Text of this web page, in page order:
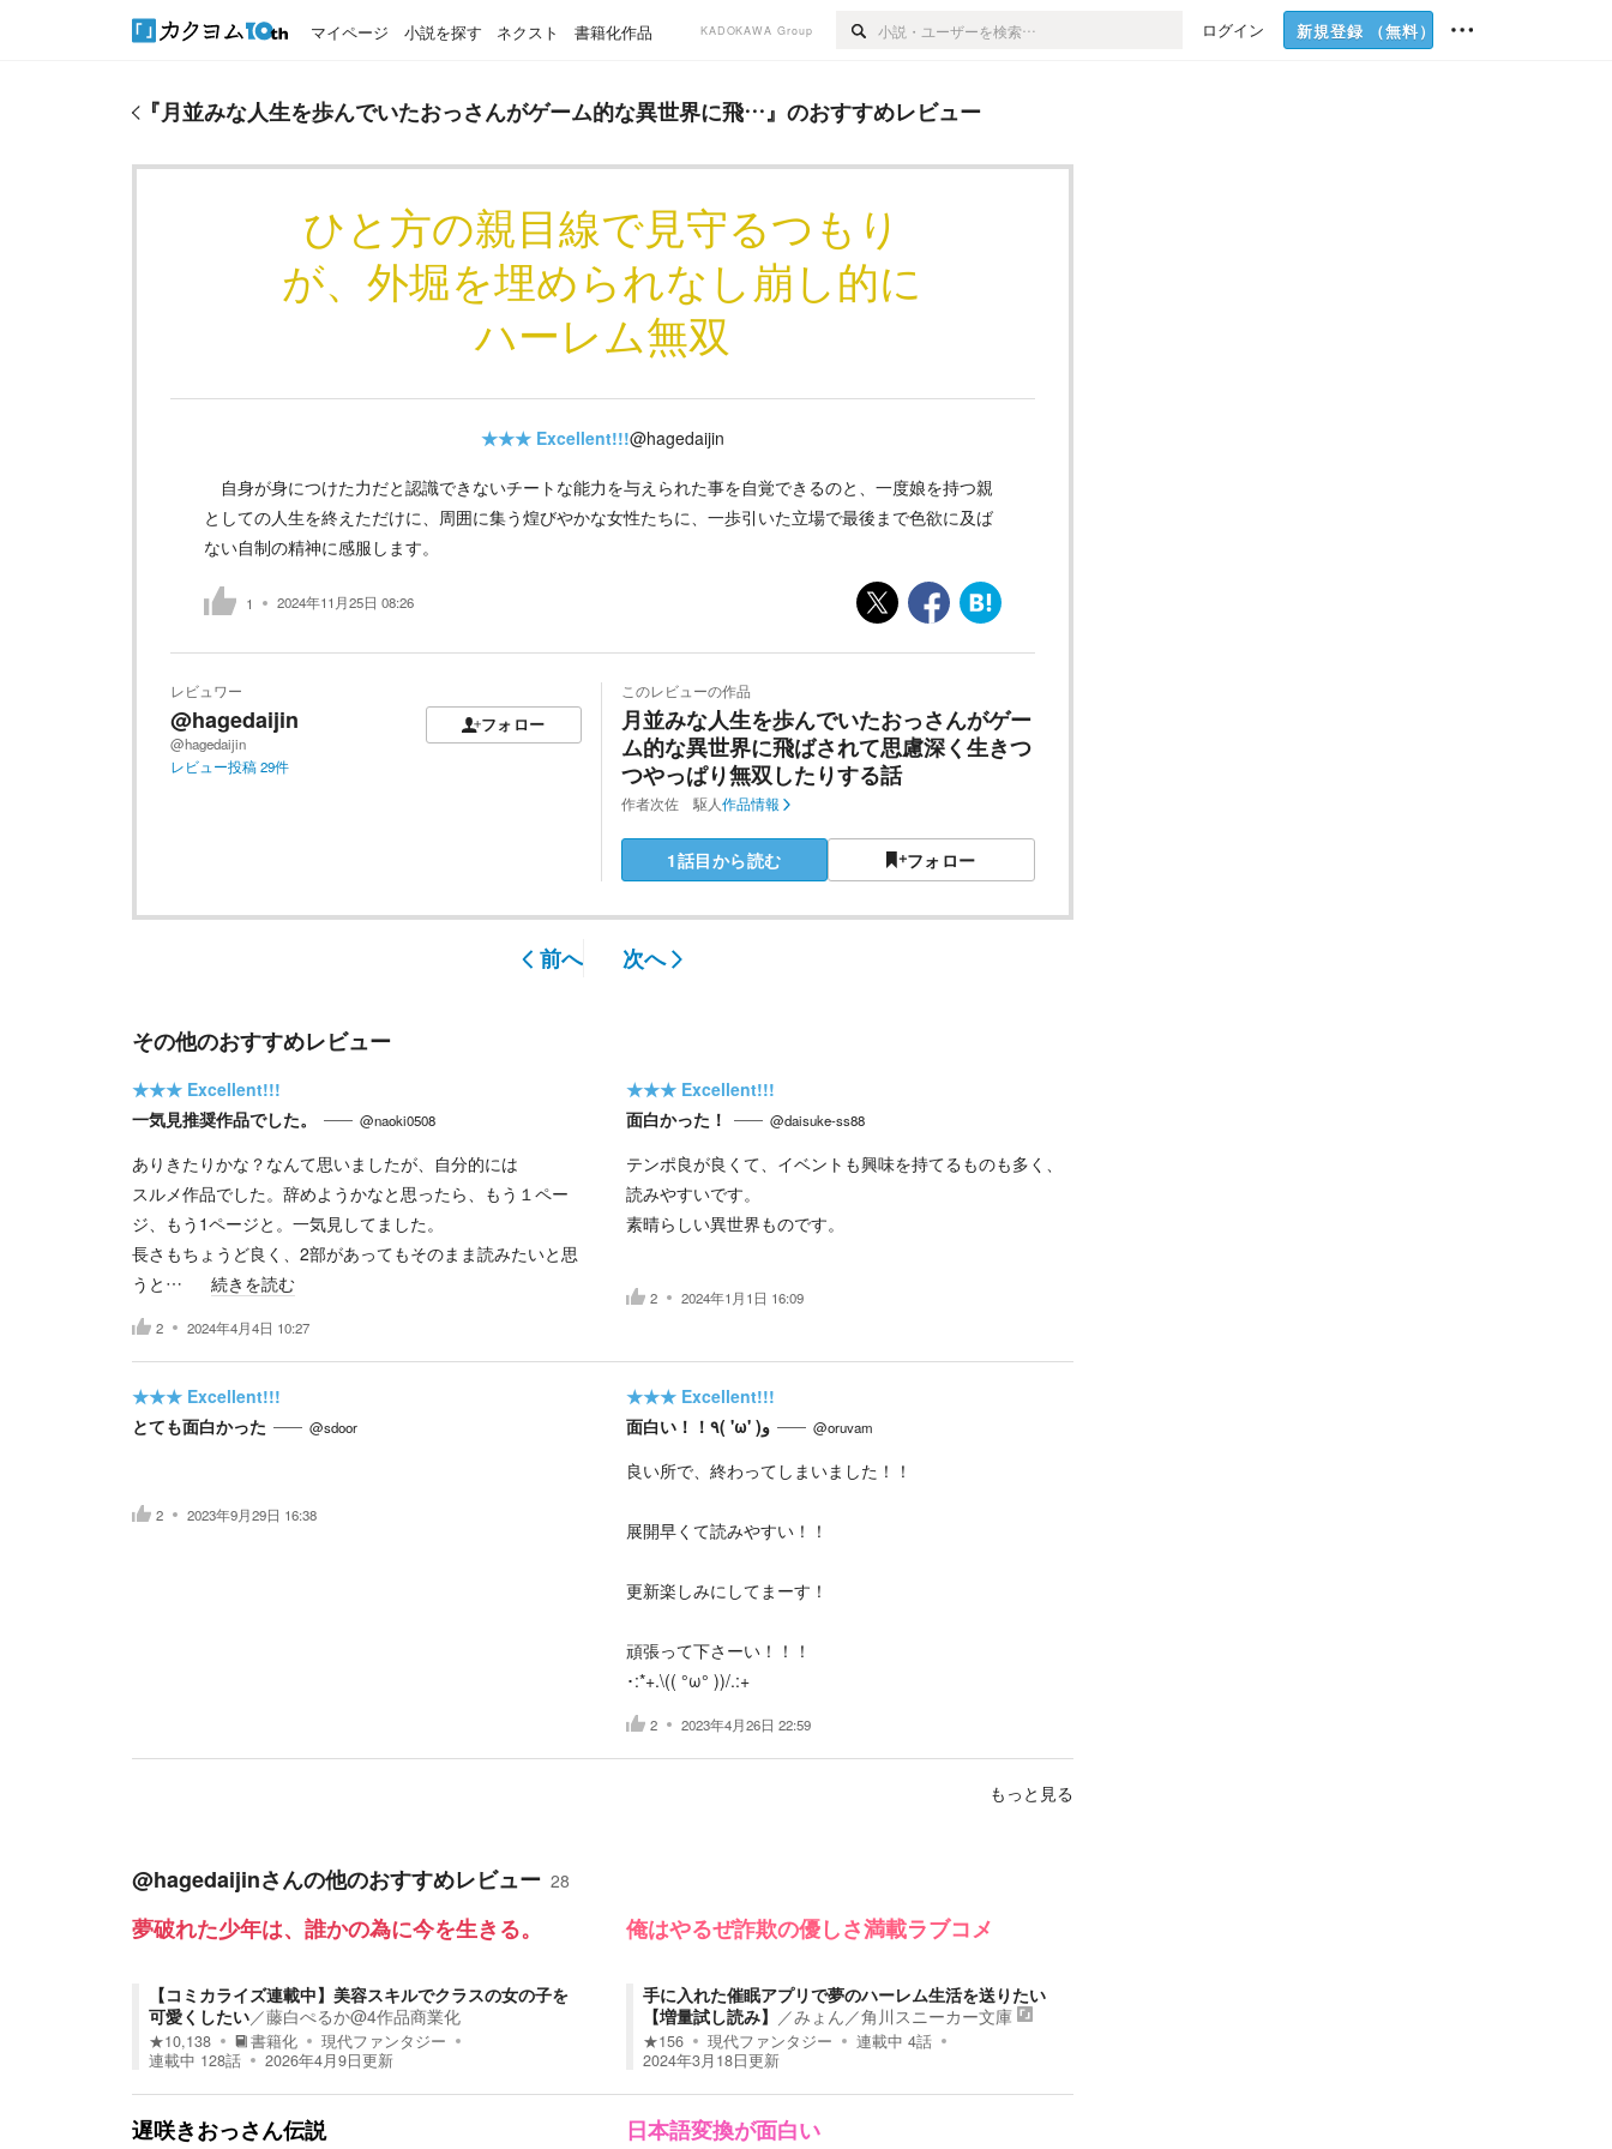
マイページ 小説を探す ネクスト 書籍化作品 KADOKAWA Group ログイン 新規登録 （無料）
『月並みな人生を歩んでいたおっさんがゲーム的な異世界に飛…』のおすすめレビュー
ひと方の親目線で見守るつもり
が、外堀を埋められなし崩し的に
ハーレム無双
★★★ Excellent!!!@hagedaijin
自身が身につけた力だと認識できないチートな能力を与えられた事を自覚できるのと、一度娘を持つ親
としての人生を終えただけに、周囲に集う煌びやかな女性たちに、一歩引いた立場で最後まで色欲に及ば
ない自制の精神に感服します。
1 2024年11月25日 08:26
レビュワー
@hagedaijin
@hagedaijin
フォロー
レビュー投稿29件
このレビューの作品
月並みな人生を歩んでいたおっさんがゲー
ム的な異世界に飛ばされて思慮深く生きつ
つやっぱり無双したりする話
作者次佐 駆人作品情報
1話目から読む フォロー
前へ 次へ
その他のおすすめレビュー
★★★ Excellent!!!
一気見推奨作品でした。
@naoki0508
ありきたりかな？なんて思いましたが、自分的には
スルメ作品でした。辞めようかなと思ったら、もう１ペー
ジ、もう1ページと。一気見してました。
長さもちょうど良く、2部があってもそのまま読みたいと思
うと…
続きを読む
2 2024年4月4日 10:27
★★★ Excellent!!!
面白かった！
@daisuke-ss88
テンポ良が良くて、イベントも興味を持てるものも多く、
読みやすいです。
素晴らしい異世界ものです。
2 2024年1月1日 16:09
★★★ Excellent!!!
とても面白かった
@sdoor
2 2023年9月29日 16:38
★★★ Excellent!!!
面白い！！٩( 'ω' )و
@oruvam
良い所で、終わってしまいました！！
展開早くて読みやすい！！
更新楽しみにしてまーす！
頑張って下さーい！！！
･:*+.\(( °ω° ))/.:+
2 2023年4月26日 22:59
もっと見る
@hagedaijinさんの他のおすすめレビュー 28
夢破れた少年は、誰かの為に今を生きる。
【コミカライズ連載中】美容スキルでクラスの女の子を
可愛くしたい／藤白ぺるか@4作品商業化
★10,138 書籍化
現代ファンタジー
連載中 128話 2026年4月9日更新
俺はやるぜ詐欺の優しさ満載ラブコメ
手に入れた催眠アプリで夢のハーレム生活を送りたい
【増量試し読み】 ／みょん／角川スニーカー文庫
★156 現代ファンタジー 連載中 4話
2024年3月18日更新
遅咲きおっさん伝説 日本語変換が面白い